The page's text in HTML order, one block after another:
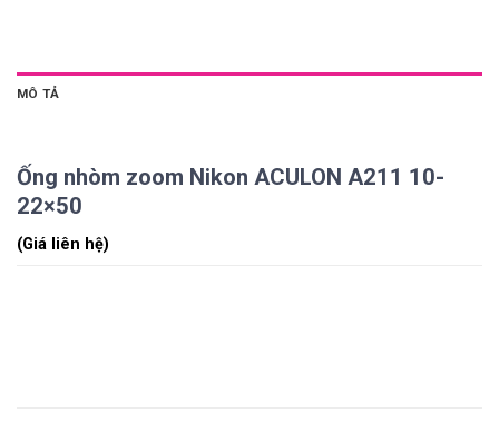
MÔ TẢ
Ống nhòm zoom Nikon ACULON A211 10-
22×50
(Giá liên hệ)